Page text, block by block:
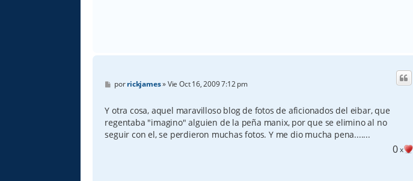
M
e
s
a
j
e
porrickjames»Vie Oct 16, 2009 7:12 pm
Y otra cosa, aquel maravilloso blog de fotos de aficionados del eibar, que
regentaba "imagino" alguien de la peña manix, por que se elimino al no
seguir con el, se perdieron muchas fotos. Y me dio mucha pena.......
0x